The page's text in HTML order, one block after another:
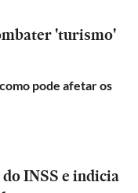
'turismo'
pode afetar os
INSS e indicia